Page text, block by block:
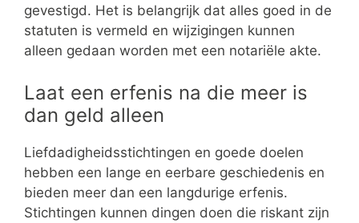
gevestigd. Het is belangrijk dat alles goed in de
statuten is vermeld en wijzigingen kunnen
alleen gedaan worden met een notariële akte.
Laat een erfenis na die meer is
dan geld alleen
Liefdadigheidsstichtingen en goede doelen
hebben een lange en eerbare geschiedenis en
bieden meer dan een langdurige erfenis.
Stichtingen kunnen dingen doen die riskant zijn